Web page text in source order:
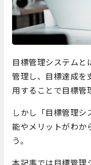
目標管理システム
管理し、目標達成を
用することで目標管
しかし「目標管理
能やメリットがわか
う。
本記事では目標管理